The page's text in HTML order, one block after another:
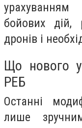
бойових дій,
дронів і
Що нового у
РЕБ
Останні
лише